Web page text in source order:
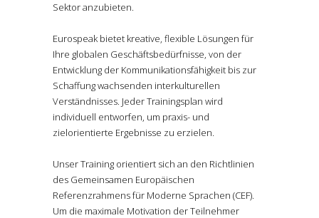
Sektor anzubieten.
Eurospeak bietet kreative, flexible Lösungen für
Ihre globalen Geschäftsbedürfnisse, von der
Entwicklung der Kommunikationsfähigkeit bis zur
Schaffung wachsenden interkulturellen
Verständnisses. Jeder Trainingsplan wird
individuell entworfen, um praxis- und
zielorientierte Ergebnisse zu erzielen.
Unser Training orientiert sich an den Richtlinien
des Gemeinsamen Europäischen
Referenzrahmens für Moderne Sprachen (CEF).
Um die maximale Motivation der Teilnehmer